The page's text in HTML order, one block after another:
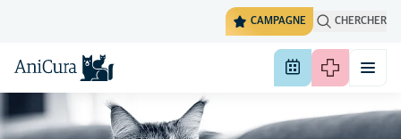
CAMPAGNE CHERCHER